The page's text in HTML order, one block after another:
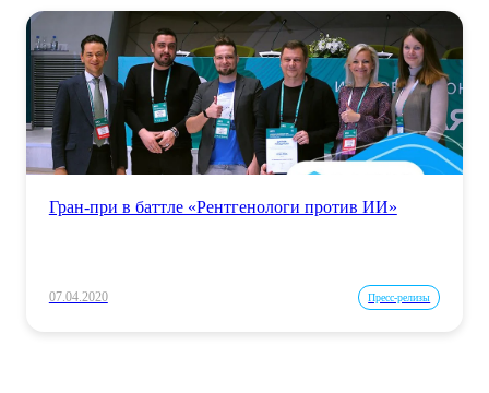
Гран-при в баттле «Рентгенологи против ИИ»
07.04.2020 Пресс-релизы